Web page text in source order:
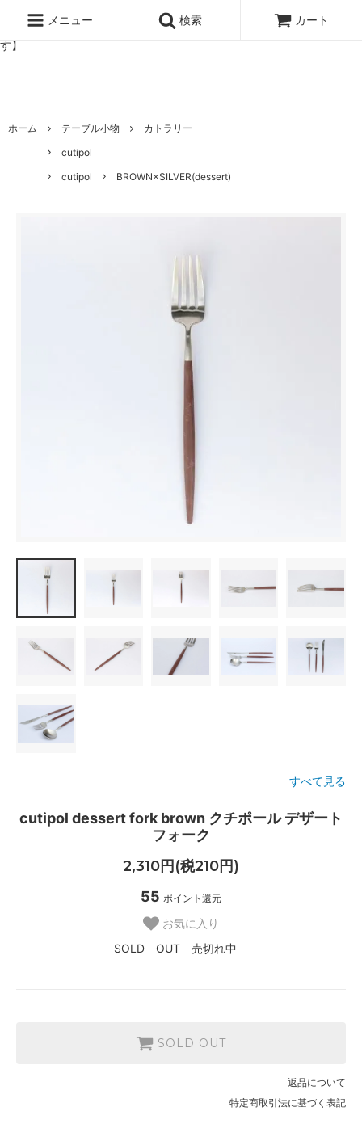
ッタのオンラインストア【アラビア,クイストゴーなどの北欧ヴィンテ
ージ食器,雅峰窯やソルテグラスジュエリーなどの作家の作品が並びま
す】
メニュー 検索 カート
ホーム テーブル小物
カトラリー
cutipol
cutipol
BROWN×SILVER(dessert)
すべて見る
cutipol dessert fork brown クチポール デザート
フォーク
2,310円(税210円)
55 ポイント還元
お気に入り
SOLD OUT 売切れ中
SOLD OUT
返品について
特定商取引法に基づく表記